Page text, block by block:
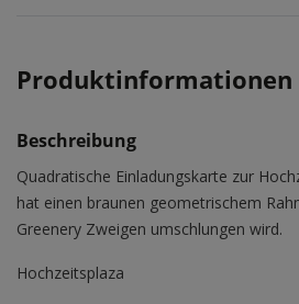
Produktinformationen
Beschreibung
Quadratische Einladungskarte zur
hat einen braunen geometrischem
Greenery Zweigen umschlungen wird.
Hochzeitsplaza